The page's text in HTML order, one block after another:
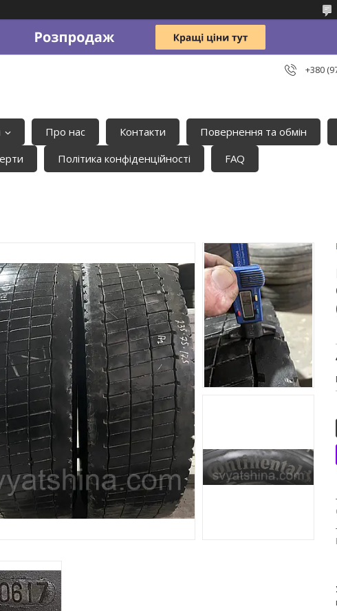
+380
Про нас Контакти Повернення та обмін
Політика конфіденційності FAQ